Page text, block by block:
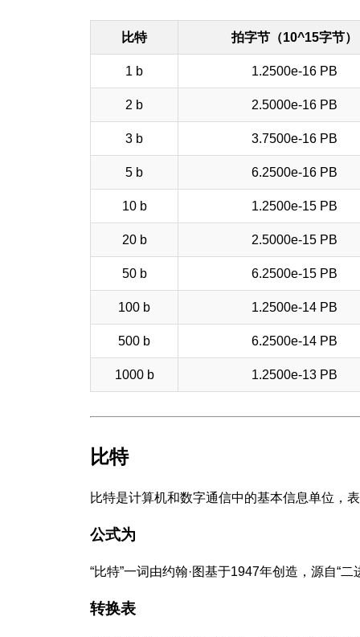
比特 拍字节（10^15字节）
1 b 1.2500e-16 PB
2 b 2.5000e-16 PB
3 b 3.7500e-16 PB
5 b 6.2500e-16 PB
10 b 1.2500e-15 PB
20 b 2.5000e-15 PB
50 b 6.2500e-15 PB
100 b 1.2500e-14 PB
500 b 6.2500e-14 PB
1000 b 1.2500e-13 PB
比特
比特是计算机和数字通信中的基本信息单位，
公式为
“比特”一词由约翰·图基于1947年创造，源自“
转换表